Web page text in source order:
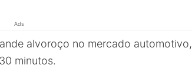
Ads
alvoroço no mercado automotivo,
minutos.